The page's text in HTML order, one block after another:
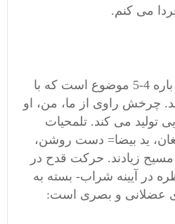
می کنم.
غزل ١٤٣ با قافیه د، در باره 4-5 موضوع است که با
چرخش راوی از ما، من، او
تولید می کند. تلمحیات
ید بیضا= دست روشن،
مسیح زیادند. حرکت قدح در
100 منظره در آیینه شراب- بسته به
عضلانی و بصری است: